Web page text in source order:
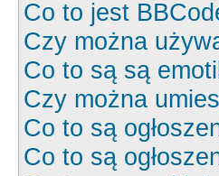
Co to jest
Czy można
Co to są są
Czy można
Co to są
Co to są